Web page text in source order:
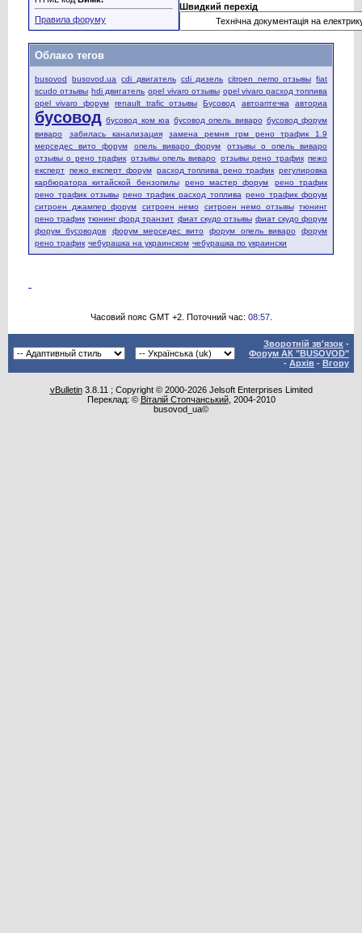
Правила форуму
Швидкий перехід
Облако тегов
busovod busovod.ua cdi двигатель cdi дизель citroen nemo отзывы fiat
scudo отзывы hdi двигатель opel vivaro отзывы opel vivaro расход топлива
opel vivaro форум
renault trafic отзывы Бусовод автоаптечка авториа
бусовод бусовод ком юа бусовод опель виваро бусовод форум
виваро
забилась канализация
замена ремня грм рено трафик 1.9
мерседес вито форум
опель виваро форум
отзывы о опель виваро
отзывы о рено трафик отзывы опель виваро отзывы рено трафик пежо
експерт пежо експерт форум расход топлива рено трафик регулировка
карбюратора китайской бензопилы
рено мастер форум
рено трафик
рено трафик отзывы рено трафик расход топлива рено трафик форум
ситроен джампер форум
ситроен немо ситроен немо отзывы тюнинг
рено трафик тюнинг форд транзит фиат скудо отзывы фиат скудо форум
форум бусоводов
форум мерседес вито форум опель виваро
форум
рено трафик чебурашка на украинском чебурашка по украински
Часовий пояс GMT +2. Поточний час: 08:57.
Зворотній зв'язок -
Форум АК "BUSOVOD"
- Архів - Вгору
vBulletin3.8.11 ; Copyright © 2000-2026 Jelsoft Enterprises Limited
Переклад: © Віталій Стопчанський, 2004-2010
busovod_ua©